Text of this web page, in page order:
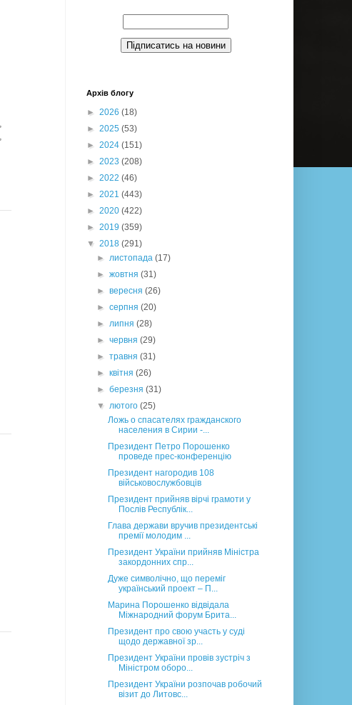
Архів блогу
► 2026 (18)
► 2025 (53)
► 2024 (151)
► 2023 (208)
► 2022 (46)
► 2021 (443)
► 2020 (422)
► 2019 (359)
▼ 2018 (291)
►листопада(17)
►жовтня(31)
►вересня(26)
►серпня(20)
►липня(28)
►червня(29)
►травня(31)
►квітня(26)
►березня(31)
▼лютого(25)
Ложь о спасателях гражданского
населения в Сирии -...
Президент Петро Порошенко
проведе прес-конференцію
Президент нагородив 108
військовослужбовців
Президент прийняв вірчі грамоти у
Послів Республік...
Глава держави вручив президентські
премії молодим ...
Президент України прийняв Міністра
закордонних спр...
Дуже символічно, що переміг
український проект – П...
Марина Порошенко відвідала
Міжнародний форум Брита...
Президент про свою участь у суді
щодо державної зр...
Президент України провів зустріч з
Міністром оборо...
Президент України розпочав робочий
візит до Литовс...